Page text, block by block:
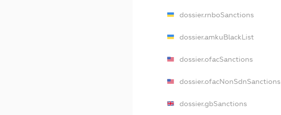
dossier.rnboSanctions
dossier.amkuBlackList
dossier.ofacSanctions
dossier.ofacNonSdnSanctions
dossier.gbSanctions